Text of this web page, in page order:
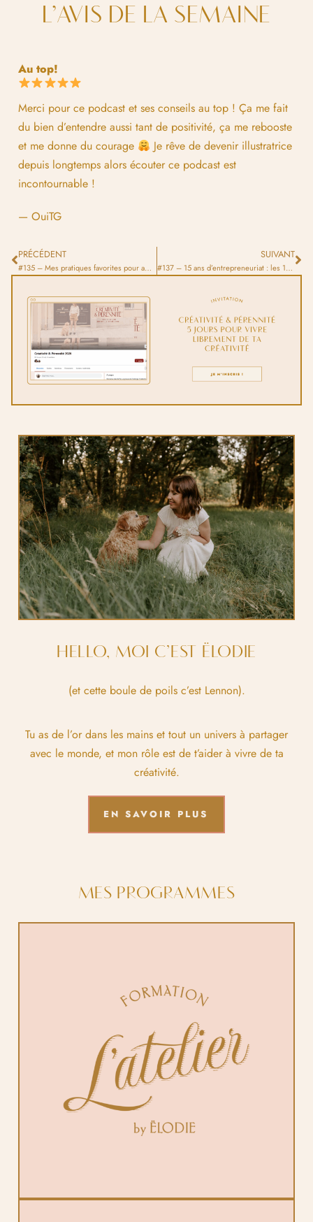
L’AVIS DE LA SEMAINE
Au top!
Merci pour ce podcast et ses conseils au top ! Ça me fait
du bien d’entendre aussi tant de positivité, ça me rebooste
et me donne du courage
Je rêve de devenir illustratrice
depuis longtemps alors écouter ce podcast est
incontournable !
— OuiTG
PRÉCÉDENT
#135 – Mes pratiques favorites pour amplifier ta visibilité
SUIVANT
#137 – 15 ans d’entrepreneuriat : les 15 choses que j’ai apprises
HELLO, MOI C’EST ËLODIE
(et cette boule de poils c’est Lennon).
Tu as de l’or dans les mains et tout un univers à partager
avec le monde, et mon rôle est de t’aider à vivre de ta
créativité.
EN SAVOIR PLUS
MES PROGRAMMES